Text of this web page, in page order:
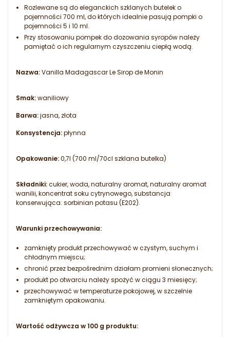
Rozlewane są do eleganckich szklanych butelek o
pojemności 700 ml, do których idealnie pasują pompki o
pojemności 5 i 10 ml.
Przy stosowaniu pompek do dozowania syropów należy
pamiętać o ich regularnym czyszczeniu ciepłą wodą.
Nazwa:Vanilla Madagascar Le Sirop de Monin
Smak:waniliowy
Barwa:jasna, złota
Konsystencja:płynna
Opakowanie:0,7l (700 ml/70cl szklana butelka)
Składniki:cukier, woda, naturalny aromat, naturalny aromat
wanilii, koncentrat soku cytrynowego, substancja
konserwująca: sorbinian potasu (E202).
Warunki przechowywania:
zamknięty produkt przechowywać w czystym, suchym i
chłodnym miejscu;
chronić przez bezpośrednim działam promieni słonecznych;
produkt po otwarciu należy spożyć w ciągu 3 miesięcy;
przechowywać w temperaturze pokojowej, w szczelnie
zamkniętym opakowaniu.
Wartość odżywcza w 100 g produktu: